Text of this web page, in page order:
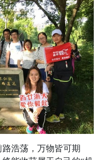
浩荡，万物皆可期